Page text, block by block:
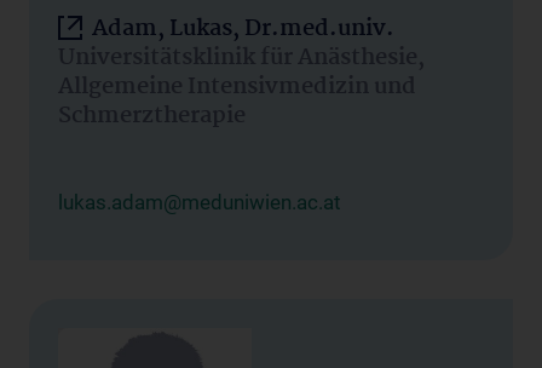
Adam, Lukas, Dr.med.univ.
Universitätsklinik für Anästhesie,
Allgemeine Intensivmedizin und
Schmerztherapie
lukas.adam@meduniwien.ac.at